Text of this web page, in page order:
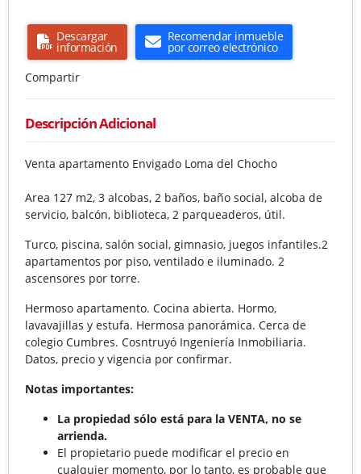
Descargar
información
Recomendar inmueble
por correo electrónico
Compartir
Descripción Adicional
Venta apartamento Envigado Loma del Chocho
Area 127 m2, 3 alcobas, 2 baños, baño social, alcoba de
servicio, balcón, biblioteca, 2 parqueaderos, útil.
Turco, piscina, salón social, gimnasio, juegos infantiles.2
apartamentos por piso, ventilado e iluminado. 2
ascensores por torre.
Hermoso apartamento. Cocina abierta. Hormo,
lavavajillas y estufa. Hermosa panorámica. Cerca de
colegio Cumbres. Cosntruyó Ingeniería Inmobiliaria.
Datos, precio y vigencia por confirmar.
Notas importantes:
La propiedad sólo está para la VENTA, no se
arrienda.
El propietario puede modificar el precio en
cualquier momento, por lo tanto, es probable que